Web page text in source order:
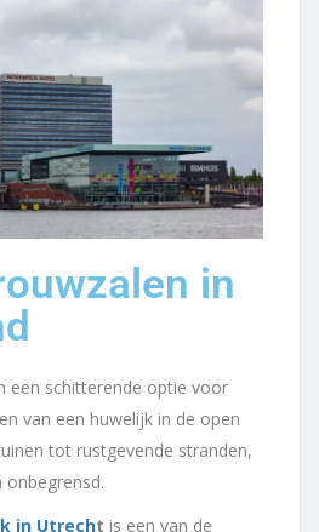
in
een schitterende optie voor
van een huwelijk in de open
tot rustgevende stranden,
in Utrecht is een van de